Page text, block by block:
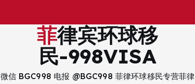
菲律宾环球移
民-998VISA
微信 BGC998 电报 @BGC998 菲律环球移民专营菲律